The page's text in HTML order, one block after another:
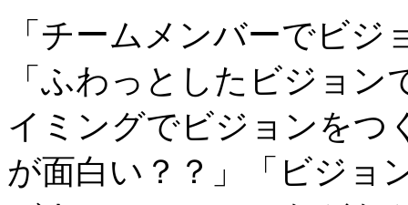
「チームメンバーでビ
「ふわっとしたビジョ
イミングでビジョンをつ
が面白い？？」「ビジョ